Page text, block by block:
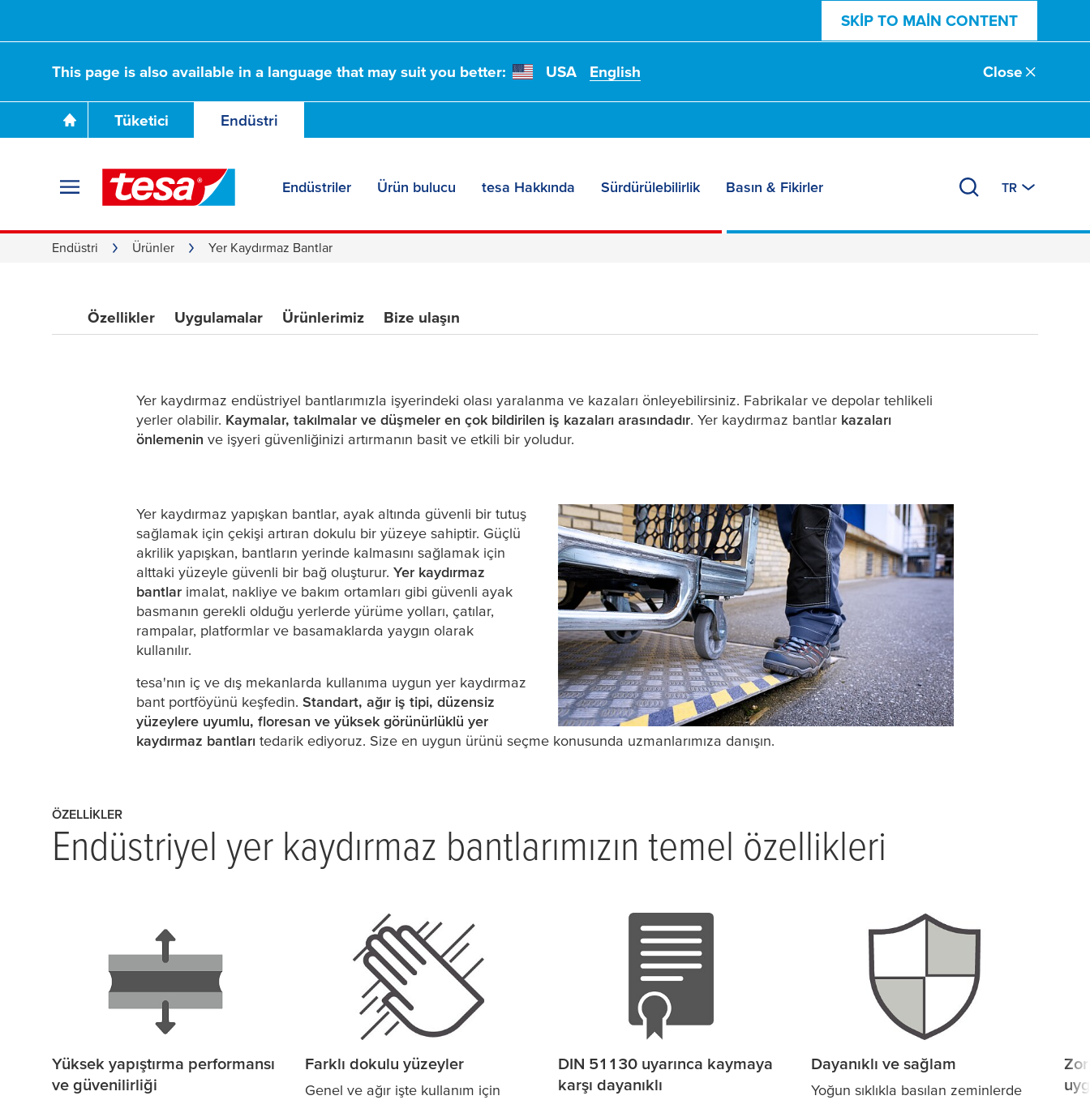
SKIP TO MAIN CONTENT
This page is also available in a language that may suit you better: USA English Close
Tüketici Endüstri
Endüstriler Ürün bulucu tesa Hakkında Sürdürülebilirlik Basın & Fikirler TR
Endüstri Ürünler Yer Kaydırmaz Bantlar
Endüstri için
Özellikler Uygulamalar Ürünlerimiz Bize ulaşın
Yer kaydırmaz endüstriyel bantlarımızla işyerindeki olası yaralanma ve kazaları önleyebilirsiniz. Fabrikalar ve depolar tehlikeli
yerler olabilir. Kaymalar, takılmalar ve düşmeler en çok bildirilen iş kazaları arasındadır. Yer kaydırmaz bantlar kazaları
önlemenin ve işyeri güvenliğinizi artırmanın basit ve etkili bir yoludur.
Yer kaydırmaz yapışkan bantlar, ayak altında güvenli bir tutuş
sağlamak için çekişi artıran dokulu bir yüzeye sahiptir. Güçlü
akrilik yapışkan, bantların yerinde kalmasını sağlamak için
alttaki yüzeyle güvenli bir bağ oluşturur. Yer kaydırmaz
bantlar imalat, nakliye ve bakım ortamları gibi güvenli ayak
basmanın gerekli olduğu yerlerde yürüme yolları, çatılar,
rampalar, platformlar ve basamaklarda yaygın olarak
kullanılır.
tesa'nın iç ve dış mekanlarda kullanıma uygun yer kaydırmaz
bant portföyünü keşfedin. Standart, ağır iş tipi, düzensiz
yüzeylere uyumlu, floresan ve yüksek görünürlüklü yer
kaydırmaz bantları tedarik ediyoruz. Size en uygun ürünü seçme konusunda uzmanlarımıza danışın.
ÖZELLIKLER
Endüstriyel yer kaydırmaz bantlarımızın temel özellikleri
Yüksek yapıştırma performansı
ve güvenilirliği
Farklı dokulu yüzeyler
Genel ve ağır işte kullanım için
DIN 51130 uyarınca kaymaya
karşı dayanıklı
Dayanıklı ve sağlam
Yoğun sıklıkla basılan zeminlerde